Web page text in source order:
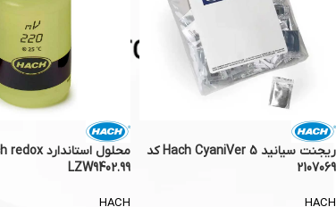
ریجنت سیانید Hach CyaniVer 5 کد
2107069
HACH
LZW9402.99
HACH